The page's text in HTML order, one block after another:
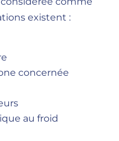
existent :
concernée
au froid